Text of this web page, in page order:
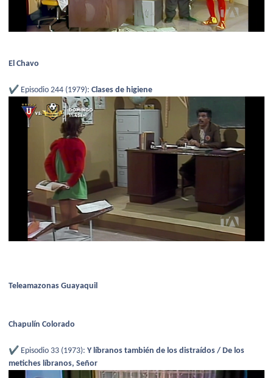
El Chavo
✔️ Episodio 244 (1979): Clases de higiene
Teleamazonas Guayaquil
Chapulín Colorado
✔️ Episodio 33 (1973): Y líbranos también de los distraídos / De los
metiches líbranos, Señor